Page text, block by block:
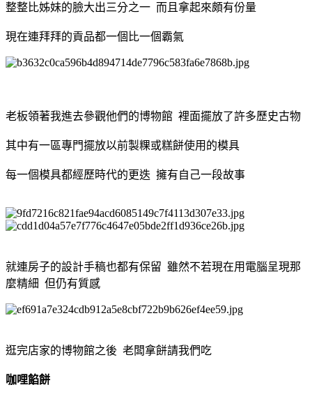
整整比姊妹的臉大出三分之一 而且拿起來頗有份量
現在連拜拜的貢品都一個比一個霸氣
老板領著我進去參觀他們的博物館 裡面擺放了許多歷史古物
其中有一區專門擺放以前製粿或糕餅使用的模具
每一個模具都經歷時代的更迭 擁有自己一段故事
就連房子的設計手稿也都有保留 雖然不若現在用電腦呈現那
麼精細 但仍有質感
逛完店家的博物館之後 老闆拿餅請我們吃
咖哩餡餅